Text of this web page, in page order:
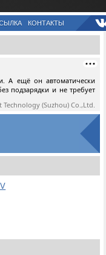
КОНТАКТЫ
А ещё он автоматически
подзарядки и не требует
(Suzhou) Co.,Ltd.